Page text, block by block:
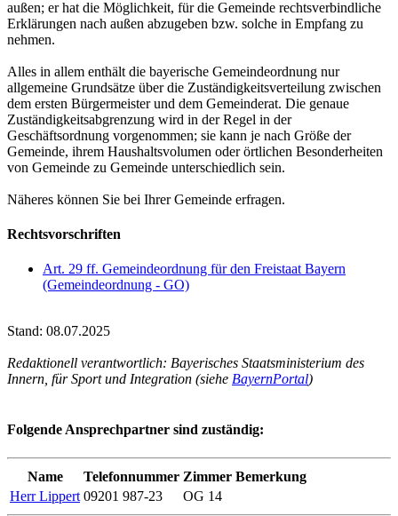
außen; er hat die Möglichkeit, für die Gemeinde rechtsverbindliche
Erklärungen nach außen abzugeben bzw. solche in Empfang zu
nehmen.
Alles in allem enthält die bayerische Gemeindeordnung nur
allgemeine Grundsätze über die Zuständigkeitsverteilung zwischen
dem ersten Bürgermeister und dem Gemeinderat. Die genaue
Zuständigkeitsabgrenzung wird in der Regel in der
Geschäftsordnung vorgenommen; sie kann je nach Größe der
Gemeinde, ihrem Haushaltsvolumen oder örtlichen Besonderheiten
von Gemeinde zu Gemeinde unterschiedlich sein.
Näheres können Sie bei Ihrer Gemeinde erfragen.
Rechtsvorschriften
Art. 29 ff. Gemeindeordnung für den Freistaat Bayern
(Gemeindeordnung - GO)
Stand: 08.07.2025
Redaktionell verantwortlich: Bayerisches Staatsministerium des
Innern, für Sport und Integration (siehe BayernPortal)
Folgende Ansprechpartner sind zuständig:
Name Telefonnummer Zimmer Bemerkung
Herr Lippert 09201 987-23 OG 14